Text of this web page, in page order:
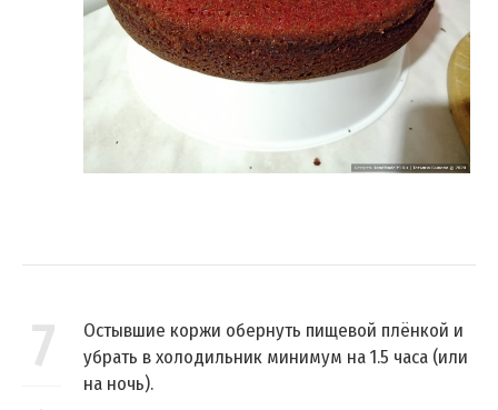
7
Остывшие коржи обернуть пищевой плёнкой и
убрать в холодильник минимум на 1.5 часа (или
на ночь).